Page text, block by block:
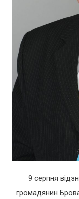
9 серпня
громадянин